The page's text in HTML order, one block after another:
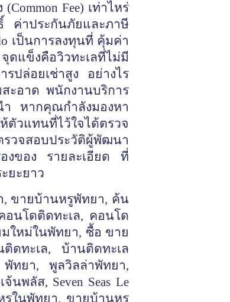
Fee) เท่าไหร่
ค่าประกันภัยและภาษี
เป็นการลงทุนที่ คุ้มค่า
แข็งคือวิวทะเลที่ไม่มี
ปล่อยเช่าสูง อย่างไร
ะอาด พนักงานบริการ
ำ หากคุณกำลังมองหา
ตัวแทนที่ไว้ใจได้ตรวจ
วจสอบประวัติผู้พัฒนา
องของ รายละเอียด ที่
ยะยาว
ขายบ้านหรูพัทยา, ค้น
นโดติดทะเล, คอนโด
ใหม่ในพัทยา, ซื้อ ขาย
ดทะเล, บ้านติดทะเล
ทยา, พูลวิลล่าพัทยา,
พลัส, Seven Seas Le
รูในพัทยา, ขายบ้านหรู